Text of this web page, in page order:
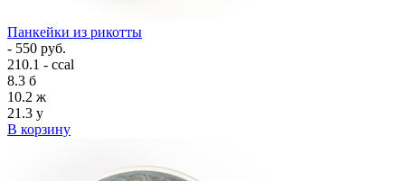
Панкейки из рикотты
- 550 руб.
210.1 - ccal
8.3 б
10.2 ж
21.3 у
В корзину